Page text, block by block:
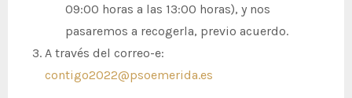
09:00 horas a las 13:00 horas), y nos
pasaremos a recogerla, previo acuerdo.
A través del correo-e:
contigo2022@psoemerida.es